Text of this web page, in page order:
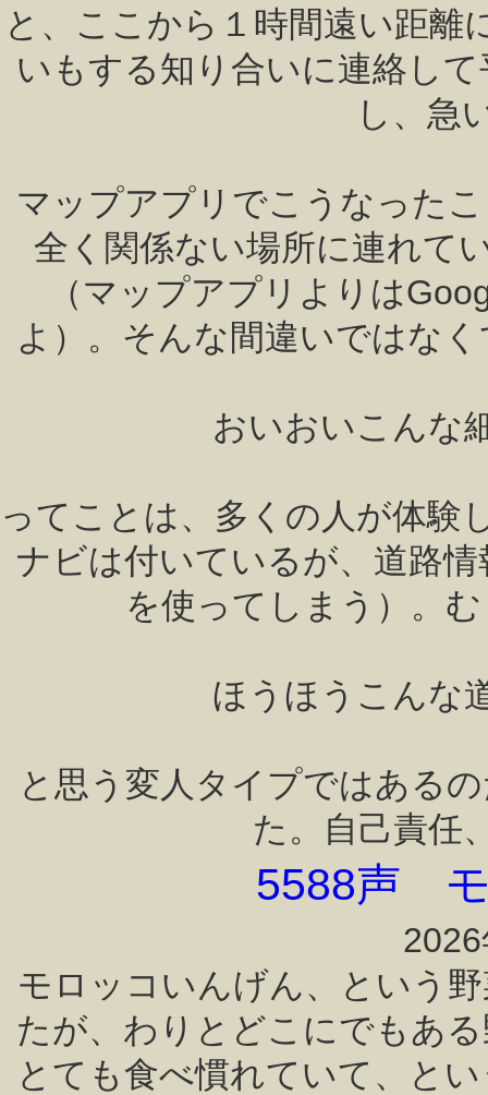
と、ここから１時間遠い距離
いもする知り合いに連絡し
し、急
マップアプリでこうなった
全く関係ない場所に連れて
（マップアプリよりは
よ）。そんな間違いではな
おいおいこんな
ってことは、多くの人が体験
ナビは付いているが、道路
を使ってしまう）。
ほうほうこんな
と思う変人タイプではある
た。自己責任
5588声
モロッコいんげん、という
たが、わりとどこにでもあ
とても食べ慣れていて、と